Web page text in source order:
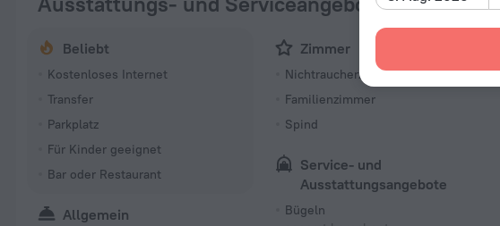
Beliebt
Kostenloses Internet
Transfer
Parkplatz
Für Kinder geeignet
Bar oder Restaurant
Allgemein
Zimmer
Nichtraucherzimmer
Familienzimmer
Spind
Service- und
Ausstattungsangebote
Bügeln